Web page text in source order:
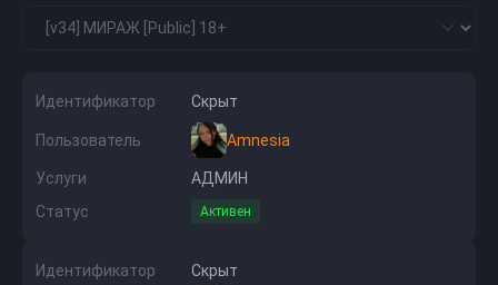
Идентификатор Скрыт
Пользователь Amnesia
Услуги
АДМИН
Статус
Активен
Идентификатор Скрыт